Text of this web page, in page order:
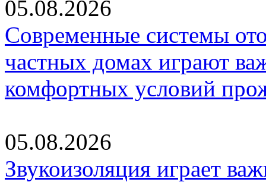
05.08.2026
Современные системы
частных домах играют
комфортных условий
05.08.2026
Звукоизоляция играет